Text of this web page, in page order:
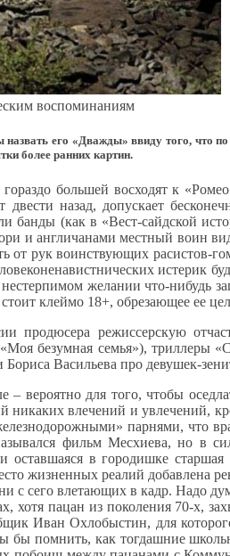
воспоминаниям
его «Дважды» ввиду того,
более ранних картин.
большей восходят к
назад, допускает
банды (как в «Вест-сайдской
и англичанами местный воин
рук воинствующих расистов-
истерик
желании что-нибудь
клеймо 18+, обрезающее ее
продюсера режиссерскую
безумная семья»), триллеры
Васильева про девушек-
вероятно для того, чтобы
влечений и увлечений,
парнями,
фильм Месхиева, но в
в городишке
жизненных реалий
с сего влетающих в кадр. Надо
пацан из поколения 70-х,
Иван Охлобыстин, для
помнить, как тогдашние